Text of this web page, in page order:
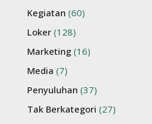
Kegiatan (60)
Loker (128)
Marketing (16)
Media (7)
Penyuluhan (37)
Tak Berkategori (27)